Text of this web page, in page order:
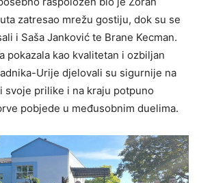
zatresao mrežu gostiju, dok su se
i Saša Janković te Brane Kecman.
pokazala kao kvalitetan i ozbiljan
Urije djelovali su sigurnije na
prilike i na kraju potpuno
pobjede u međusobnim duelima.